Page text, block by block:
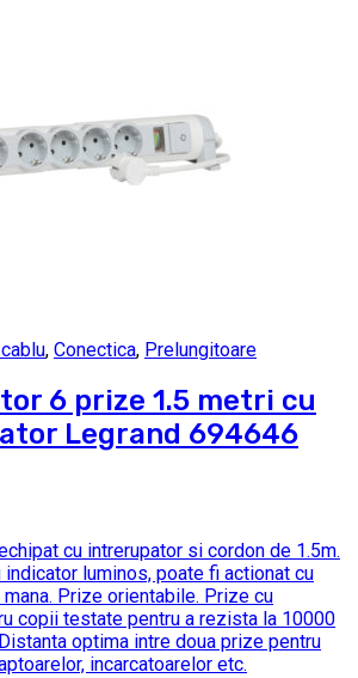
, Conectica, Prelungitoare
6 prize 1.5 metri cu
Legrand 694646
cu intrerupator si cordon de 1.5m.
indicator luminos, poate fi actionat cu
Prize orientabile. Prize cu
copii testate pentru a rezista la 10000
optima intre doua prize pentru
incarcatoarelor etc.